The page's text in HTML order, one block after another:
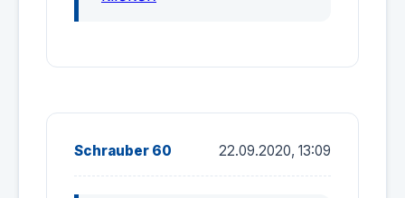
Schrauber 60 22.09.2020, 13:09